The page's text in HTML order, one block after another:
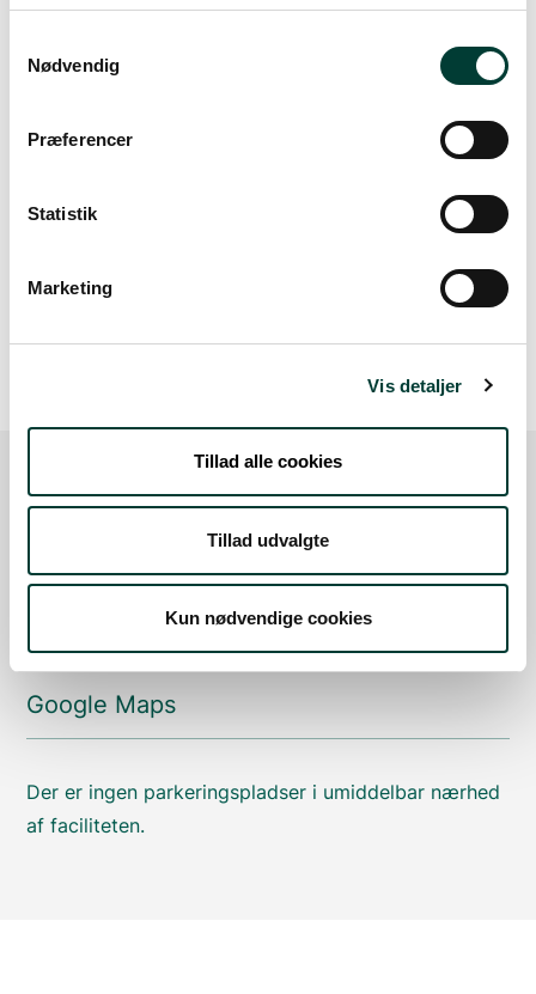
Nødvendig
Præferencer
Statistik
Marketing
Vis detaljer
Tillad alle cookies
Tillad udvalgte
Kun nødvendige cookies
Med offentlig transport
Google Maps
Der er ingen parkeringspladser i umiddelbar nærhed
af faciliteten.